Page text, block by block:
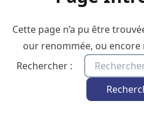
Cette page n’a pu être
our renommée, ou encore
Rechercher :